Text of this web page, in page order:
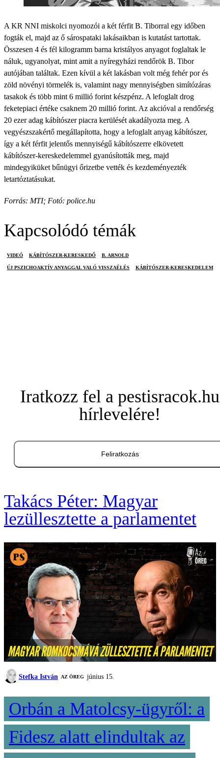
A KR NNI miskolci nyomozói a két férfit B. Tiborral egy időben
fogták el, majd az ő sárospataki lakásaikban is kutatást tartottak.
Összesen 4 és fél kilogramm barna kristályos anyagot foglaltak le
náluk, ugyanolyat, mint amit a nyíregyházi rendőrök B. Tibor
autójában találtak. Ezen kívül a két lakásban volt még fehér por és
zöld növényi törmelék is, valamint nagy mennyiségben simítózáras
tasakok és több mint 6 millió forint készpénz. A lefoglalt drog
feketepiaci értéke csaknem 20 millió forint. Az akcióval a rendőrség
20 ezer adag kábítószer piacra kerülését akadályozta meg. A
vegyészszakértő megállapította, hogy a lefoglalt anyag kábítószer,
így a két férfit jelentős mennyiségű kábítószerre elkövetett
kábítószer-kereskedelemmel gyanúsították meg, majd
mindegyiküket bűnügyi őrizetbe vették és kezdeményezték
letartóztatásukat.
Forrás: MTI; Fotó: police.hu
Kapcsolódó témák
VIDEÓ KÁBÍTÓSZER-KERESKEDŐ B. ARNOLD
ÚJ PSZICHOAKTÍV ANYAGGAL VALÓ VISSZAÉLÉS KÁBÍTÓSZER-KERESKEDELEM
Iratkozz fel a pestisracok.hu
hírlevelére!
Feliratkozás
Takács Péter: Magyar
lezüllesztette a parlamentet
Stefka István AZ ÖREG június 15.
Orbán a Matolcsy-ügyről: a
Fidesz alatt elindultak az